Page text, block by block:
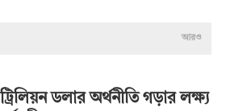
আরও
ডলার অর্থনীতি গড়ার লক্ষ্য